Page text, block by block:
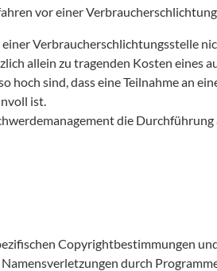
vor einer
Verbraucherschlichtungsstelle
allein zu tragenden Kosten eines
sind, dass eine Teilnahme an
ist.
die
Copyrightbestimmungen
durch